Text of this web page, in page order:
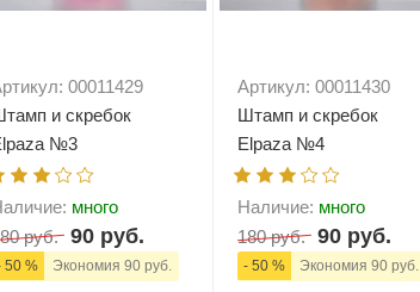
00011429
и скребок
№3
много
руб. 90 руб.
50 % Экономия 90 руб.
Артикул: 00011430
Штамп и скребок
Elpaza №4
Наличие: много
180 руб.
90 руб.
- 50 % Экономия 90 руб.